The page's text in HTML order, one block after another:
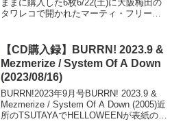
ままに購入した6枚6/22(土)に大阪梅田の
タワレコで開かれたマーティ・フリード
くないと思いながらふらふらと吸い込ま
れた某店で購入し...
【CD購入録】BURRN! 2023.9 &
Mezmerize / System Of A Down
(2023/08/16)
BURRN!2023年9月号BURRN! 2023.9 &
Mezmerize / System Of A Down (2005)近
所のTSUTAYAでHELLOWEENが表紙の